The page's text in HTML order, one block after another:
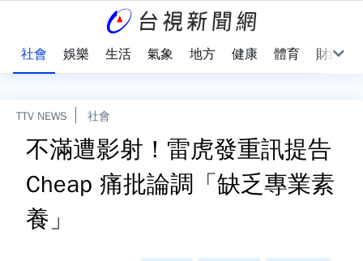
社會 娛樂 生活 氣象 地方 健康 體育 財經
TTV NEWS 社會
不滿遭影射！雷虎發重訊提告
Cheap 痛批論調「缺乏專業素
養」